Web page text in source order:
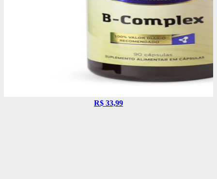
R$ 33,99